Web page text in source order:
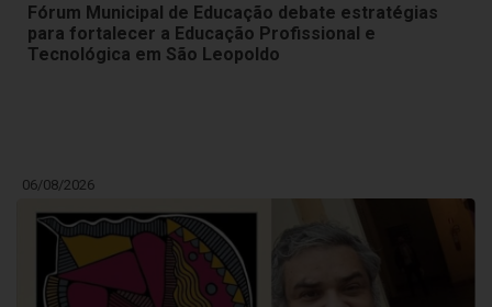
Fórum Municipal de Educação debate estratégias
para fortalecer a Educação Profissional e
Tecnológica em São Leopoldo
06/08/2026